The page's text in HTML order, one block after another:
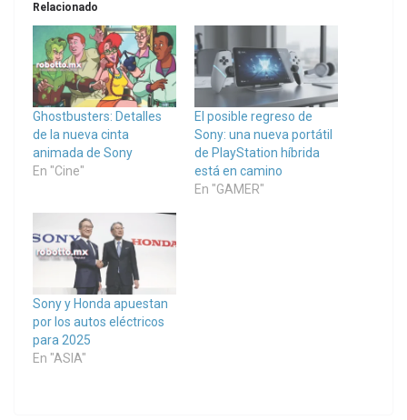
Relacionado
Ghostbusters: Detalles
de la nueva cinta
animada de Sony
En "Cine"
El posible regreso de
Sony: una nueva portátil
de PlayStation híbrida
está en camino
En "GAMER"
Sony y Honda apuestan
por los autos eléctricos
para 2025
En "ASIA"